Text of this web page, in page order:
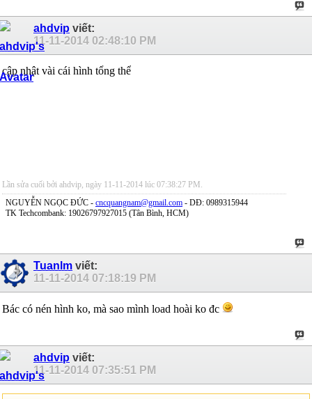
ahdvip viết:
11-11-2014 02:48:10 PM
cập nhật vài cái hình tổng thể
Lần sửa cuối bởi ahdvip, ngày 11-11-2014 lúc 07:38:27 PM.
NGUYỄN NGỌC ĐỨC - cncquangnam@gmail.com - DĐ: 0989315944
TK Techcombank: 19026797927015 (Tân Bình, HCM)
Tuanlm viết:
11-11-2014 07:18:19 PM
Bác có nén hình ko, mà sao mình load hoài ko đc
ahdvip viết:
11-11-2014 07:35:51 PM